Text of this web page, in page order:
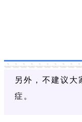
另外，不建议
症。